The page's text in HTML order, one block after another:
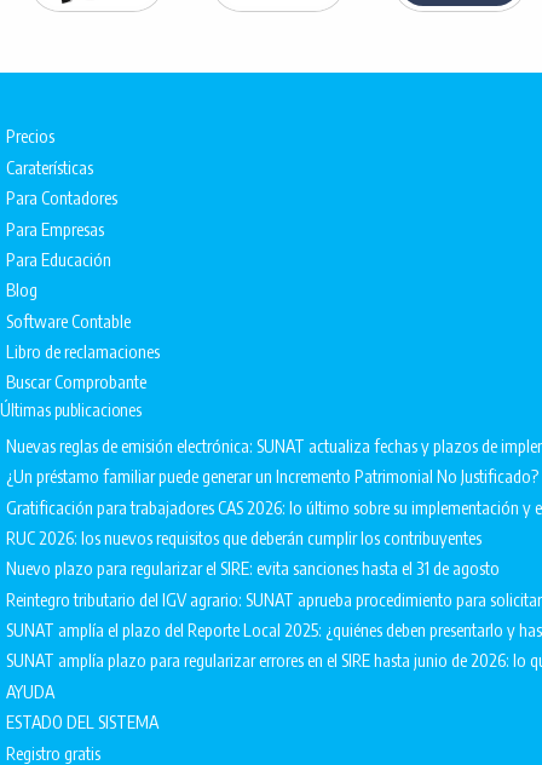
Precios
Caraterísticas
Para Contadores
Para Empresas
Para Educación
Blog
Software Contable
Libro de reclamaciones
Buscar Comprobante
Últimas publicaciones
Nuevas reglas de emisión electrónica: SUNAT actualiza fechas y plazos de
¿Un préstamo familiar puede generar un Incremento Patrimonial No Justificado?
Gratificación para trabajadores CAS 2026: lo último sobre su implementación
RUC 2026: los nuevos requisitos que deberán cumplir los contribuyentes
Nuevo plazo para regularizar el SIRE: evita sanciones hasta el 31 de agosto
Reintegro tributario del IGV agrario: SUNAT aprueba procedimiento para
SUNAT amplía el plazo del Reporte Local 2025: ¿quiénes deben presentarlo y
SUNAT amplía plazo para regularizar errores en el SIRE hasta junio de 2026: lo
AYUDA
ESTADO DEL SISTEMA
Registro gratis